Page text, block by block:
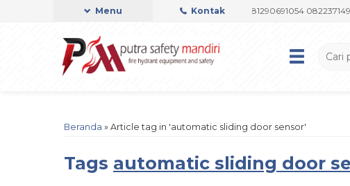
Menu Kontak
Admin Support by Phone or Whatsapp 081290691054 082237149097
Beranda » Article tag in 'automatic sliding door sensor'
Tags automatic sliding door